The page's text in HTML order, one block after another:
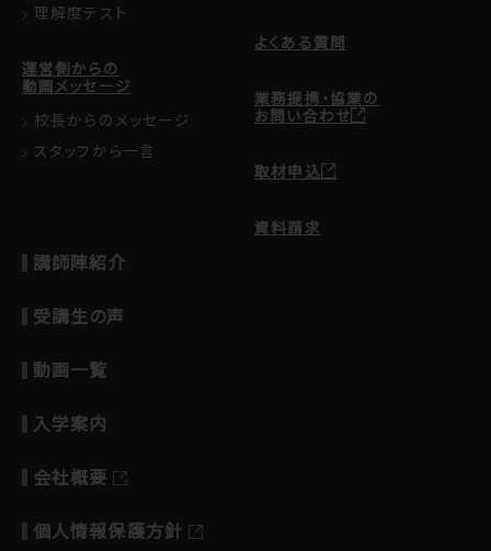
理解度テスト
運営側からの
動画メッセージ
校長からのメッセージ
スタッフから一言
よくある質問
業務提携・協業の
お問い合わせ
取材申込
資料請求
講師陣紹介
受講生の声
動画一覧
入学案内
会社概要
個人情報保護方針